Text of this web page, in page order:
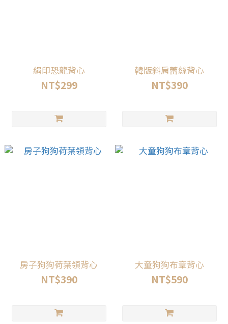
絹印恐龍背心
NT$299
韓版斜肩蕾絲背心
NT$390
房子狗狗荷葉領背心
NT$390
大童狗狗布章背心
NT$590